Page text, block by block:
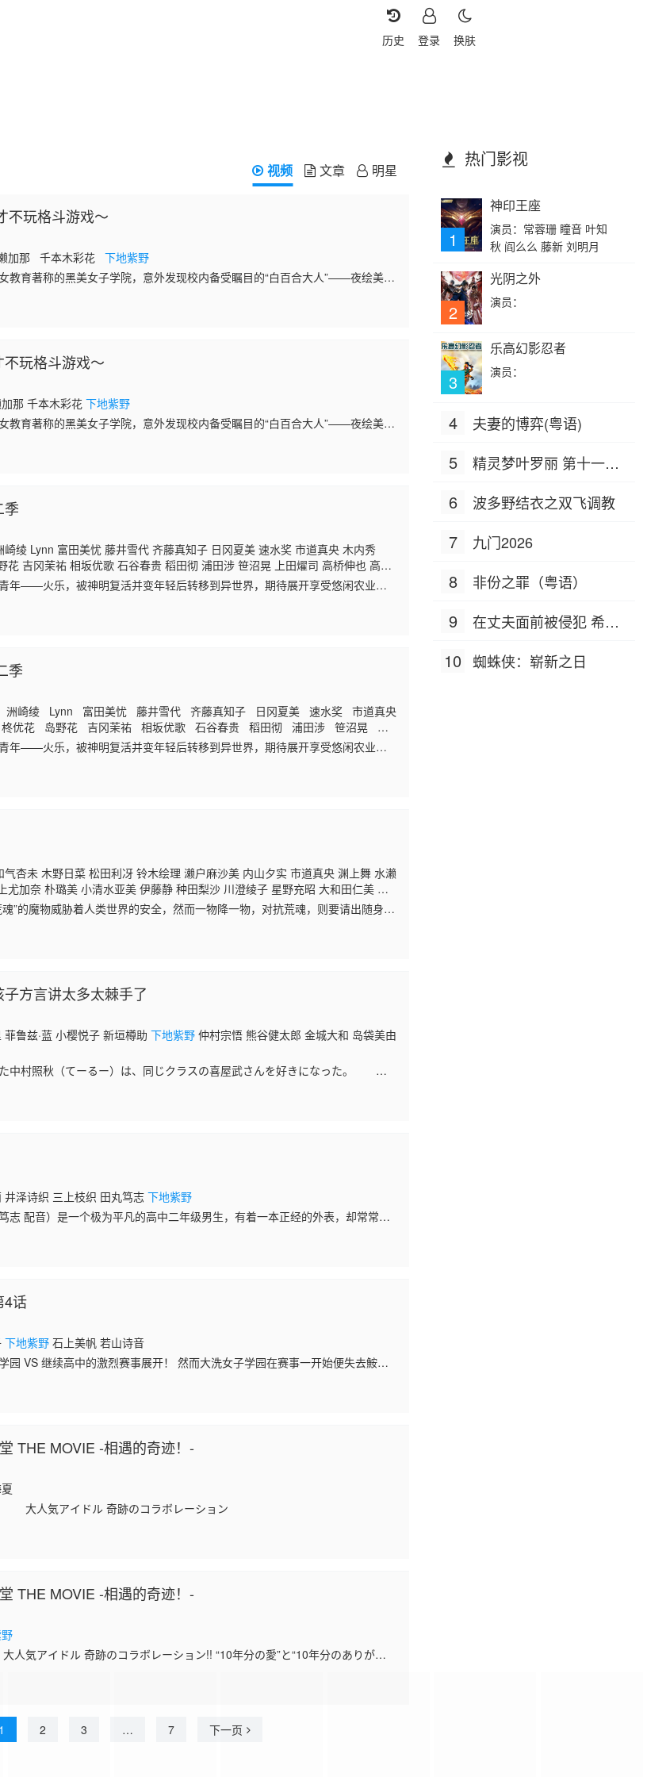
换肤
登录
历史
视频 文章 明星
不玩格斗游戏～
加那 千本木彩花下地紫野
教育著称的黑美女子学院，意外发现校内备受瞩目的“白百合大人”——夜绘美
格斗游戏。由于校规禁止游戏，美绪要求绫严格保密。然而，再次相遇时，美
身份，并恳求与她一较高下。面对美绪对游戏纯粹的热情，绫虽心生抵触，却
戏的态度，最终接受了挑战。在较量中，两人作为稀有的女性格斗游戏玩家，
入地沉浸在格斗游戏的世界中。
玩格斗游戏～
那 千本木彩花下地紫野
教育著称的黑美女子学院，意外发现校内备受瞩目的“白百合大人”——夜绘美
格斗游戏。由于校规禁止游戏，美绪要求绫严格保密。然而，再次相遇时，美
季
崎绫 Lynn 富田美忧 藤井雪代 齐藤真知子 日冈夏美 速水奖 市道真央 木内秀
花 吉冈茉祐 相坂优歌 石谷春贵 稻田彻 浦田涉 笹沼晃 上田燿司 高桥伸也 高桥
咲美保 伊藤加奈惠 乡田穗积 近藤玲奈 小岩井小鸟 小山内怜央 津田里穗 龙田直
菜津 和多田美咲 河野日和 东内麻理子 樱井彻 中村源太 优木加奈 畑中万里
叶 大久保瑠美 福山润 大西沙织 泊明日菜 久野美咲 绿川
年——火乐，被神明复活并变年轻后转移到异世界，期待展开享受悠闲农业的
季
洲崎绫 Lynn 富田美忧 藤井雪代 齐藤真知子 日冈夏美 速水奖 市道真央
优花 岛野花 吉冈茉祐 相坂优歌 石谷春贵 稻田彻 浦田涉 笹沼晃 上
辅 日笠阳子 广田行生 冈咲美保 伊藤加奈惠 乡田穗积 近藤玲奈 小岩井
龙田直树 杉山里穗 小野大辅 依田菜津 和多田美咲
年——火乐，被神明复活并变年轻后转移到异世界，期待展开享受悠闲农业的
的「万能农具」，火乐得以自由自在地在异世界拓荒耕种。过程中，不只是天
也接踵现身……转瞬间便发展成村落规模，回过神来，自己已成了村长!?慢活生
杏未 木野日菜 松田利冴 铃木绘理 濑户麻沙美 内山夕实 市道真央 渊上舞 水濑
尤加奈 朴璐美 小清水亚美 伊藤静 种田梨沙 川澄绫子 星野充昭 大和田仁美 井
喜多村英梨 松田飒水 井上穗乃花 村濑克辉 佳穗成美 水谷麻铃 清水彩香 川崎
进藤尚美
”的魔物威胁着人类世界的安全，然而一物降一物，对抗荒魂，则要请出随身携
属于日本特别祭祀机动队，是一群特殊的存在。平日里，巫女们在学校中过着
方言讲太多太棘手了
鲁兹·蓝 小樱悦子 新垣樽助下地紫野 仲村宗悟 熊谷健太郎 金城大和 岛袋美由
村照秋（てーるー）は、同じクラスの喜屋武さんを好きになった。 こ
…！と思いきや、彼女の話すうちなーぐち（方言）がさっぱり理解できな
井泽诗织 三上枝织 田丸笃志下地紫野
志 配音）是一个极为平凡的高中二年级男生，有着一本正经的外表，却常常会
在填完志愿调查表后，正一忽然察觉到自己已经站在了人生的分叉路口前，对
4话
下地紫野 石上美帆 若山诗音
园 VS 继续高中的激烈赛事展开！ 然而大洗女子学园在赛事一开始便失去鮟鱇
的困境。面对步步进逼的继续高中，余下成员能否扭转局势！？ 另一方面，黑
THE MOVIE -相遇的奇迹！-
《10周年記念！》 大人気アイドル 奇跡のコラボレーション
THE MOVIE -相遇的奇迹！-
大人気アイドル 奇跡のコラボレーション!! “10年分の愛”と“10年分のありがと
、夢のプロジェクト始動！ 新作ストーリー＆新作ライブの完全オリジナル映
1 2 3 … 7 下一页
热门影视
1
神印王座
演员：常蓉珊 瞳音 叶知
秋 阎么么 藤新 刘明月
2
光阴之外
演员：
3
乐高幻影忍者
演员：
4 夫妻的博弈(粤语)
5
精灵梦叶罗丽 第十一季
6 波多野结衣之双飞调教
7 九门2026
8 非份之罪（粤语）
9
在丈夫面前被侵犯 希岛
10 蜘蛛侠：崭新之日